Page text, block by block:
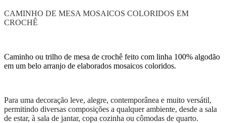
CAMINHO DE MESA MOSAICOS COLORIDOS EM
CROCHÊ
Caminho ou trilho de mesa de crochê feito com linha 100% algodão
em um belo arranjo de elaborados mosaicos coloridos.
Para uma decoração leve, alegre, contemporânea e muito versátil,
permitindo diversas composições a qualquer ambiente, desde a sala
de estar, à sala de jantar, copa cozinha ou cômodas de quarto.